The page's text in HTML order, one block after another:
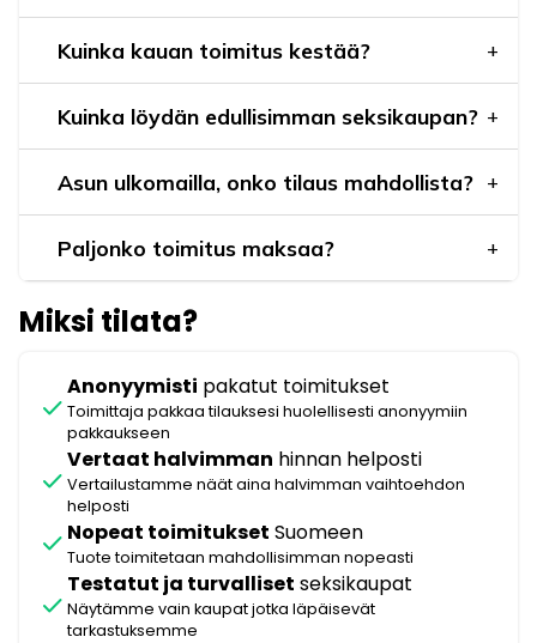
Kuinka kauan toimitus kestää?
Kuinka löydän edullisimman seksikaupan?
Asun ulkomailla, onko tilaus mahdollista?
Paljonko toimitus maksaa?
Miksi tilata?
check
Anonyymisti pakatut toimitukset
Toimittaja pakkaa tilauksesi huolellisesti anonyymiin
pakkaukseen
check
Vertaat halvimman hinnan helposti
Vertailustamme näät aina halvimman vaihtoehdon
helposti
check Nopeat toimitukset Suomeen
Tuote toimitetaan mahdollisimman nopeasti
check
Testatut ja turvalliset seksikaupat
Näytämme vain kaupat jotka läpäisevät
tarkastuksemme